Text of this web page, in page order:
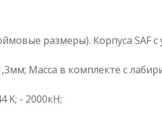
размеры). Корпуса SAF
Масса в комплекте с
K; - 2000кН;